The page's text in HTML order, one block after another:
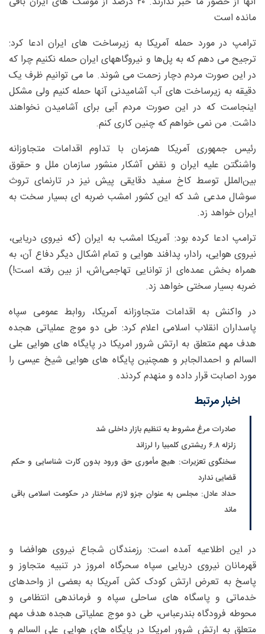
مانده است
ترامپ در مورد حمله آمریکا به زیرساخت های ایران ادعا کرد:
ترجیح می دهم که به پل‌ها و نیروگاههای ایران حمله نکنیم چرا که
در این صورت مردم دچار زحمت می شوند. ما می توانیم ظرف یک
دقیقه به زیرساخت های آب آشامیدنی آنها حمله کنیم ولی مشکل
اینجاست که در این صورت مردم آبی برای آشامیدن نخواهند
داشت. من نمی خواهم که چنین کاری کنم.
رئیس جمهوری آمریکا همزمان با تداوم اقدامات متجاوزانه
واشنگتن علیه ایران و نقض آشکار منشور سازمان ملل و حقوق
بین‌الملل توسط کاخ سفید دقایقی پیش نیز در تارنمای تروث
سوشال مدعی شد که این کشور امشب ضربه ای بسیار سخت به
ایران خواهد زد.
ترامپ ادعا کرده بود: آمریکا امشب به ایران (که نیروی دریایی،
نیروی هوایی، رادار، پدافند هوایی و تمام اشکال دیگر دفاع آن، به
همراه بخش عمده‌ای از توانایی تهاجمی‌اش، از بین رفته است!)
ضربه بسیار سختی خواهد زد.
در واکنش به اقدامات متجاوزانه آمریکا، روابط عمومی سپاه
پاسداران انقلاب اسلامی اعلام کرد: طی دو موج عملیاتی هجده
هدف مهم متعلق به ارتش شرور امریکا در پایگاه های هوایی علی
السالم و احمدالجابر و همچنین پایگاه های هوایی شیخ عیسی را
مورد اصابت قرار داده و منهدم کردند.
اخبار مرتبط
صادرات مرغ مشروط به تنظیم بازار داخلی شد
زلزله ۶.۸ ریشتری کلمبیا را لرزاند
سخنگوی تعزیرات: هیچ مأموری حق ورود بدون کارت شناسایی و حکم
قضایی ندارد
حداد عادل: مجلس به عنوان جزو لازم ساختار در حکومت اسلامی باقی
ماند
در این اطلاعیه آمده است: رزمندگان شجاع نیروی هوافضا و
قهرمانان نیروی دریایی سپاه سحرگاه امروز در تنبیه متجاوز و
پاسخ به تعرض ارتش کودک کش آمریکا به بعضی از واحدهای
خدماتی و پاسگاه های ساحلی سپاه و فرماندهی انتظامی و
محوطه فرودگاه بندرعباس، طی دو موج عملیاتی هجده هدف مهم
متعلق به ارتش شرور امریکا در پایگاه های هوایی علی السالم و